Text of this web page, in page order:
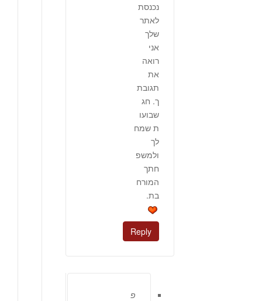
נכנסת
לאתר
שלך
אני
רואה
את
תגובת
ך. חג
שבועו
ת שמח
לך
ולמשפ
חתך
המורח
בת.
Reply
פ